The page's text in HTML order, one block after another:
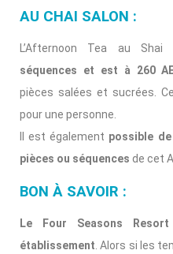
AU CHAI SALON :
L’Afternoon Tea au
séquences et est à 260
pièces salées et sucrées.
pour une personne.
Il est également possible
pièces ou séquences de cet
BON À SAVOIR :
Le Four Seasons
établissement . Alors si les